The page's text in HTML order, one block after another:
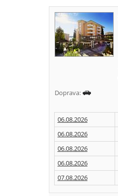
Doprava:
06.08.2026
06.08.2026
06.08.2026
06.08.2026
07.08.2026